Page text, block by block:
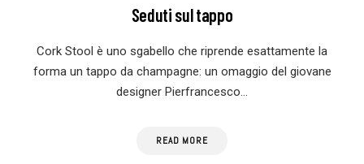
Seduti sul tappo
Cork Stool è uno sgabello che riprende esattamente la
forma un tappo da champagne: un omaggio del giovane
designer Pierfrancesco…
READ MORE